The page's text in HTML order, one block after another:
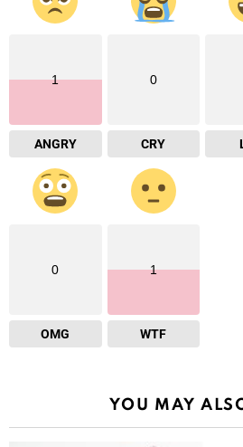
1
ANGRY
0
CRY
0
OMG
1
WTF
YOU MAY